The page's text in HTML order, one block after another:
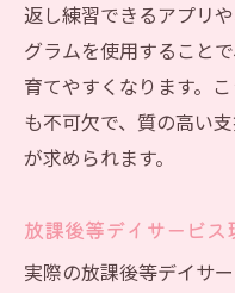
返し練習できるアプリ
グラムを使用すること
育てやすくなります。
も不可欠で、質の高い
が求められます。
放課後等デイサービ
実際の放課後等デイサ